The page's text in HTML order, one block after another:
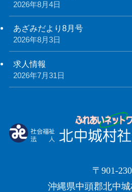
2026年8月4日
あざみだより8月号
2026年8月3日
求人情報
2026年7月31日
〒901-
沖縄県中頭郡北中城